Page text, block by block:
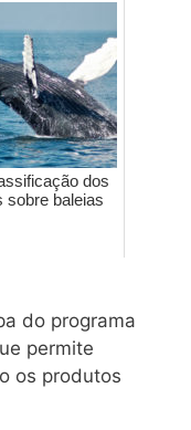
dos
sobre baleias
do programa
permite
os produtos